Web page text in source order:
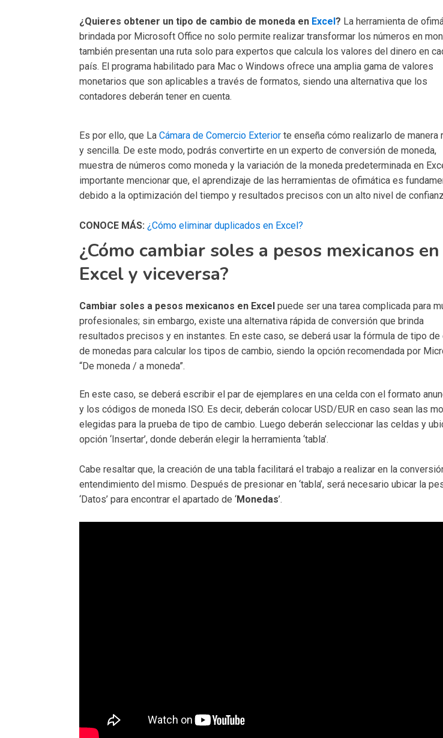
¿Quieres obtener un tipo de cambio de moneda en Excel? La herramienta de
brindada por Microsoft Office no solo permite realizar transformar los números en
también presentan una ruta solo para expertos que calcula los valores del dinero en
país. El programa habilitado para Mac o Windows ofrece una amplia gama de valores
monetarios que son aplicables a través de formatos, siendo una alternativa que los
contadores deberán tener en cuenta.
Es por ello, que La Cámara de Comercio Exterior te enseña cómo realizarlo de manera
y sencilla. De este modo, podrás convertirte en un experto de conversión de moneda,
muestra de números como moneda y la variación de la moneda predeterminada en
importante mencionar que, el aprendizaje de las herramientas de ofimática es
debido a la optimización del tiempo y resultados precisos con un alto nivel de
CONOCE MÁS: ¿Cómo eliminar duplicados en Excel?
¿Cómo cambiar soles a pesos mexicanos en
Excel y viceversa?
Cambiar soles a pesos mexicanos en Excel puede ser una tarea complicada para
profesionales; sin embargo, existe una alternativa rápida de conversión que brinda
resultados precisos y en instantes. En este caso, se deberá usar la fórmula de tipo de
de monedas para calcular los tipos de cambio, siendo la opción recomendada por
“De moneda / a moneda”.
En este caso, se deberá escribir el par de ejemplares en una celda con el formato
y los códigos de moneda ISO. Es decir, deberán colocar USD/EUR en caso sean las
elegidas para la prueba de tipo de cambio. Luego deberán seleccionar las celdas y
opción ‘Insertar’, donde deberán elegir la herramienta ‘tabla’.
Cabe resaltar que, la creación de una tabla facilitará el trabajo a realizar en la
entendimiento del mismo. Después de presionar en ‘tabla’, será necesario ubicar la
‘Datos’ para encontrar el apartado de ‘Monedas’.